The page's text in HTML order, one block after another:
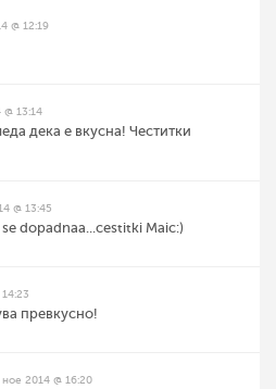
@ 12:19
13:14
дека е вкусна! Честитки
@ 13:45
dopadnaa...cestitki Maic:)
превкусно!
ное 2014 @ 16:20